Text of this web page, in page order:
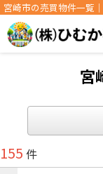
宮崎市の売買物件一覧
宮
155 件